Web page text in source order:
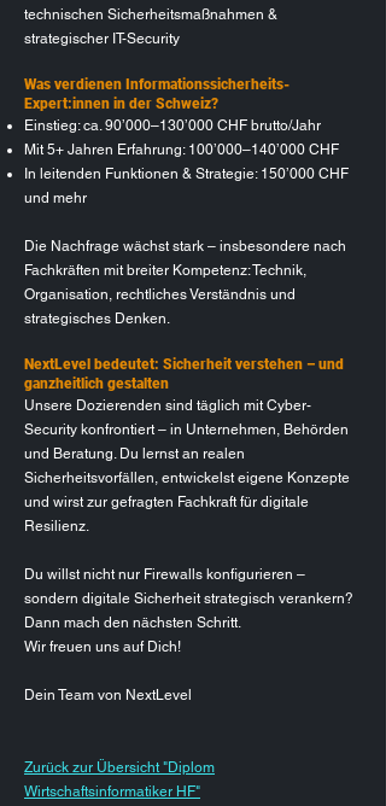
technischen Sicherheitsmaßnahmen &
strategischer IT-Security
Was verdienen Informationssicherheits-
Expert:innen in der Schweiz?
Einstieg: ca. 90’000–130’000 CHF brutto/Jahr
Mit 5+ Jahren Erfahrung: 100’000–140’000 CHF
In leitenden Funktionen & Strategie: 150’000 CHF
und mehr
Die Nachfrage wächst stark – insbesondere nach
Fachkräften mit breiter Kompetenz: Technik,
Organisation, rechtliches Verständnis und
strategisches Denken.
NextLevel bedeutet: Sicherheit verstehen – und
ganzheitlich gestalten
Unsere Dozierenden sind täglich mit Cyber-
Security konfrontiert – in Unternehmen, Behörden
und Beratung. Du lernst an realen
Sicherheitsvorfällen, entwickelst eigene Konzepte
und wirst zur gefragten Fachkraft für digitale
Resilienz.
Du willst nicht nur Firewalls konfigurieren –
sondern digitale Sicherheit strategisch verankern?
Dann mach den nächsten Schritt.
Wir freuen uns auf Dich!
Dein Team von NextLevel
Zurück zur Übersicht "Diplom
Wirtschaftsinformatiker HF"